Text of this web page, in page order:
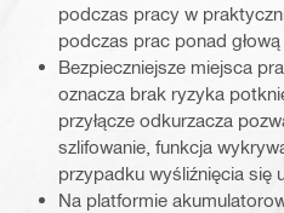
podczas pracy w
podczas prac ponad głową
Bezpieczniejsze miejsca
oznacza brak ryzyka
przyłącze odkurzacza
szlifowanie, funkcja
przypadku wyśliźnięcia się
Na platformie